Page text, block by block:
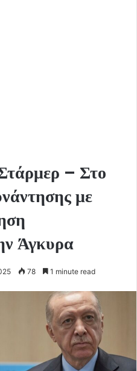
– Στο
με
Άγκυρα
78 1 minute read